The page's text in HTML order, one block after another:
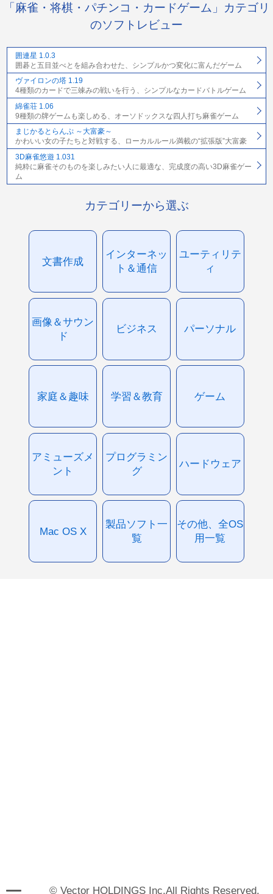
「麻雀・将棋・パチンコ・カードゲーム」カテゴリ
のソフトレビュー
囲連星 1.0.3
囲碁と五目並べとを組み合わせた、シンプルかつ変化に富んだゲーム
ヴァイロンの塔 1.19
4種類のカードで三竦みの戦いを行う、シンプルなカードバトルゲーム
綿雀荘 1.06
9種類の牌ゲームも楽しめる、オーソドックスな四人打ち麻雀ゲーム
まじかるとらんぷ ～大富豪～
かわいい女の子たちと対戦する、ローカルルール満載の“拡張版”大富豪
3D麻雀悠遊 1.031
純粋に麻雀そのものを楽しみたい人に最適な、完成度の高い3D麻雀ゲー
ム
カテゴリーから選ぶ
文書作成
インターネッ
ト＆通信
ユーティリテ
ィ
画像＆サウン
ド
ビジネス パーソナル
家庭＆趣味 学習＆教育 ゲーム
アミューズメ
ント
プログラミン
グ
ハードウェア
Mac OS X
製品ソフト一
覧
その他、全OS
用一覧
© Vector HOLDINGS Inc.All Rights Reserved.